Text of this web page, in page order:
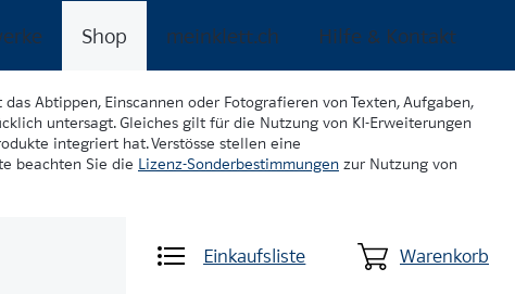
Shop meinklett.ch Hilfe & Kontakt
Abtippen, Einscannen oder Fotografieren von Texten, Aufgaben,
untersagt. Gleiches gilt für die Nutzung von KI-Erweiterungen
integriert hat. Verstösse stellen eine
beachten Sie die Lizenz-Sonderbestimmungen zur Nutzung von
Einkaufsliste Warenkorb